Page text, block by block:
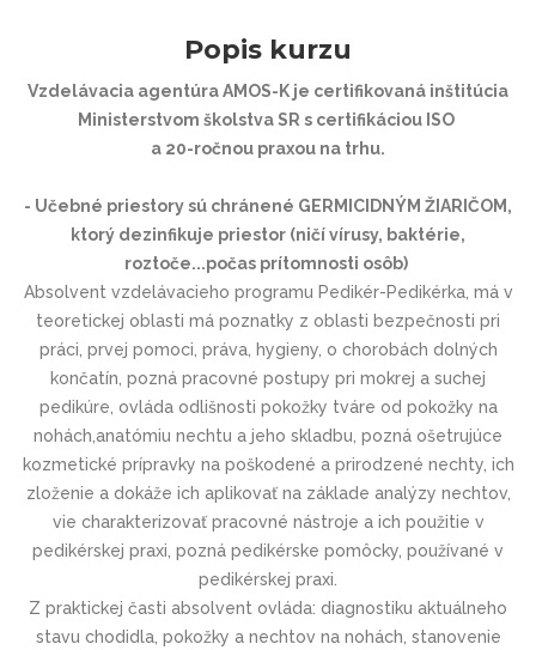
Popis kurzu
Vzdelávacia agentúra AMOS-K je certifikovaná inštitúcia
Ministerstvom školstva SR s certifikáciou ISO
a 20-ročnou praxou na trhu.
- Učebné priestory sú chránené GERMICIDNÝM ŽIARIČOM,
ktorý dezinfikuje priestor (ničí vírusy, baktérie,
roztoče...počas prítomnosti osôb)
Absolvent vzdelávacieho programu Pedikér-Pedikérka, má v
teoretickej oblasti má poznatky z oblasti bezpečnosti pri
práci, prvej pomoci, práva, hygieny, o chorobách dolných
končatín, pozná pracovné postupy pri mokrej a suchej
pedikúre, ovláda odlišnosti pokožky tváre od pokožky na
nohách,anatómiu nechtu a jeho skladbu, pozná ošetrujúce
kozmetické prípravky na poškodené a prirodzené nechty, ich
zloženie a dokáže ich aplikovať na základe analýzy nechtov,
vie charakterizovať pracovné nástroje a ich použitie v
pedikérskej praxi, pozná pedikérske pomôcky, používané v
pedikérskej pra­xi.
Z praktickej časti absolvent ovláda: diagnostiku aktuálneho
stavu chodidla, pokožky a nechtov na nohách, stanovenie